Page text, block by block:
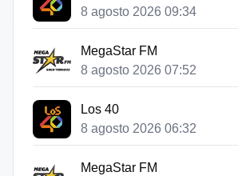
8 agosto 2026 09:34
MegaStar FM
8 agosto 2026 07:52
Los 40
8 agosto 2026 06:32
MegaStar FM